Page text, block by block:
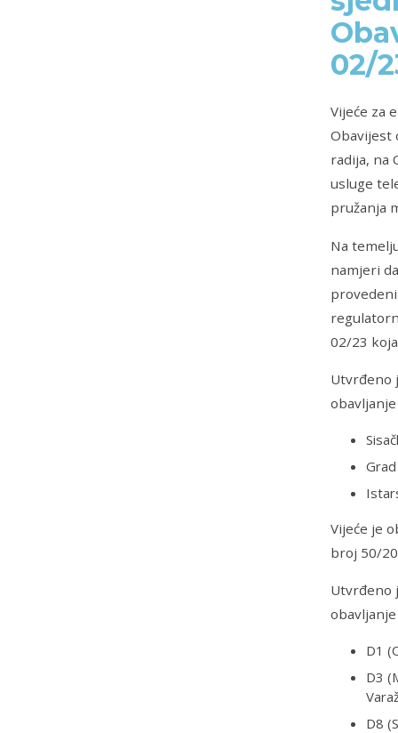
02/
Vijeće za
Obavijest
radija, na
usluge
pružanja
Na
namjeri
02/23
Utvrđeno
Vijeće je
broj 50/
Utvrđeno
D1
D3
D8